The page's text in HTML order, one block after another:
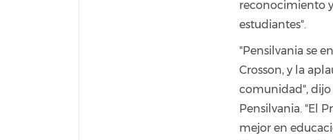
reconocimiento
estudiantes".
"Pensilvania se
Crosson, y la
comunidad", dijo
Pensilvania. "El
mejor en